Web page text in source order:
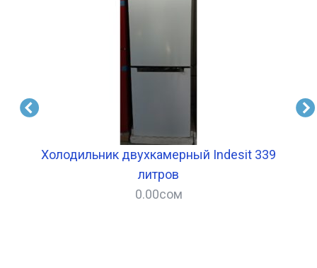
Холодильник двухкамерный Indesit 339
литров
0.00сом